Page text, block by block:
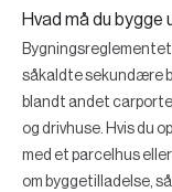
Hvad må du bygge
såkaldte sekundære
blandt andet
og drivhuse. Hvis du
med et parcelhus
om byggetilladelse,